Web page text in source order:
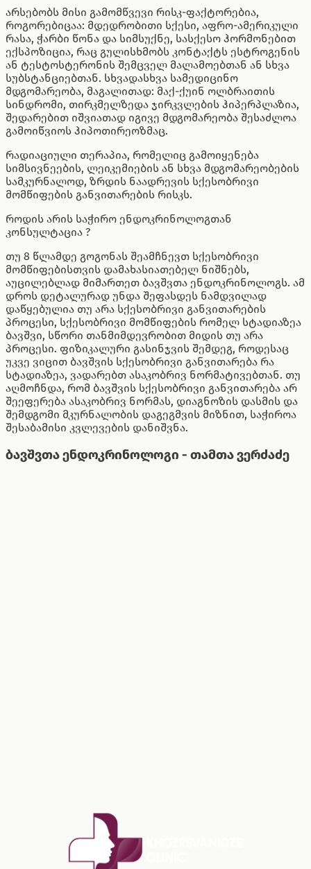
არსებობს მისი გამომწვევი რისკ-ფაქტორებია,
როგორებიცაა: მდედრობითი სქესი, აფრო-ამერიკული
რასა, ჭარბი წონა და სიმსუქნე, სასქესო ჰორმონებით
ექსპოზიცია, რაც გულისხმობს კონტაქტს ესტროგენის
ან ტესტოსტერონის შემცველ მალამოებთან ან სხვა
სუბსტანციებთან. სხვადასხვა სამედიცინო
მდგომარეობა, მაგალითად: მაქ-ქუინ ოლბრაითის
სინდრომი, თირკმელზედა ჯირკვლების ჰიპერპლაზია,
შედარებით იშვიათად იგივე მდგომარეობა შესაძლოა
გამოიწვიოს ჰიპოთირეოზმაც.
რადიაციული თერაპია, რომელიც გამოიყენება
სიმსივნეების, ლეიკემიების ან სხვა მდგომარეობების
სამკურნალოდ, ზრდის ნაადრევის სქესობრივი
მომწიფების განვითარების რისკს.
როდის არის საჭირო ენდოკრინოლოგთან
კონსულტაცია ?
თუ 8 წლამდე გოგონას შეამჩნევთ სქესობრივი
მომწიფებისთვის დამახასიათებელ ნიშნებს,
აუცილებლად მიმართეთ ბავშვთა ენდოკრინოლოგს. ამ
დროს დეტალურად უნდა შეფასდეს ნამდვილად
დაწყებულია თუ არა სქესობრივი განვითარების
პროცესი, სქესობრივი მომწიფების რომელ სტადიაზეა
ბავშვი, სწორი თანმიმდევრობით მიდის თუ არა
პროცესი. ფიზიკალური გასინჯვის შემდეგ, როდესაც
უკვე ვიცით ბავშვის სქესობრივი განვითარება რა
სტადიაზეა, ვადარებთ ასაკობრივ ნორმატივებთან. თუ
აღმოჩნდა, რომ ბავშვის სქესობრივი განვითარება არ
შეეფერება ასაკობრივ ნორმას, დიაგნოზის დასმის და
შემდგომი მკურნალობის დაგეგმვის მიზნით, საჭიროა
შესაბამისი კვლევების დანიშვნა.
ბავშვთა ენდოკრინოლოგი - თამთა ვერძაძე